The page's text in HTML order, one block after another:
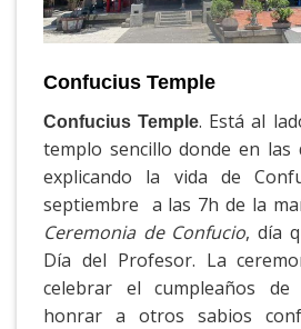
Confucius Temple
Confucius Temple. Está al
templo sencillo donde en las
explicando la vida de
septiembre a las 7h de la
Ceremonia de Confucio, día
Día del Profesor. La
celebrar el cumpleaños
honrar a otros sabios